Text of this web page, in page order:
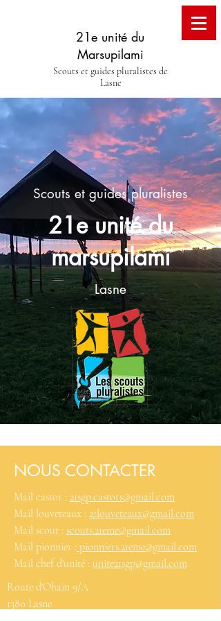
21e unité du
Marsupilami
Scouts et guides pluralistes de
Lasne
Scouts et guides pluralistes
21e unité du
marsupilami
Lasne
NOUS CONTACTER
Mail castor : 21sgp.castors@gmail.com
Mail louveteaux : 21louveteaux@gmail.com
Mail scout : scouts.21eme@gmail.com
Mail pionnier : pionniers.21eme@gmail.com
Mail chef d'unité : unite21sgp@gmail.com
Route d'Ohain 9/A
1380 Lasne